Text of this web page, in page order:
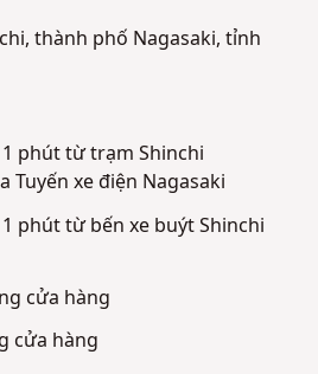
thành phố Nagasaki, tỉnh
phút từ trạm Shinchi
Tuyến xe điện Nagasaki
phút từ bến xe buýt Shinchi
cửa hàng
cửa hàng